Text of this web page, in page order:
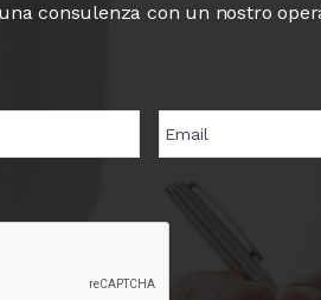
consulenza con un nostro